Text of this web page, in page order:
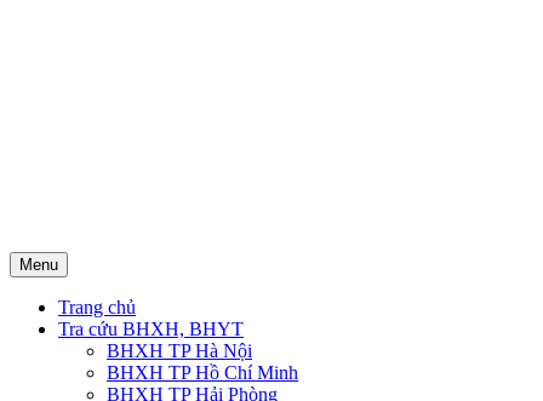
Menu
Trang chủ
Tra cứu BHXH, BHYT
BHXH TP Hà Nội
BHXH TP Hồ Chí Minh
BHXH TP Hải Phòng